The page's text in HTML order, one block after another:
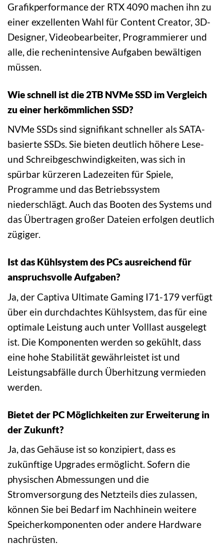
Grafikperformance der RTX 4090 machen ihn zu
einer exzellenten Wahl für Content Creator, 3D-
Designer, Videobearbeiter, Programmierer und
alle, die rechenintensive Aufgaben bewältigen
müssen.
Wie schnell ist die 2TB NVMe SSD im Vergleich
zu einer herkömmlichen SSD?
NVMe SSDs sind signifikant schneller als SATA-
basierte SSDs. Sie bieten deutlich höhere Lese-
und Schreibgeschwindigkeiten, was sich in
spürbar kürzeren Ladezeiten für Spiele,
Programme und das Betriebssystem
niederschlägt. Auch das Booten des Systems und
das Übertragen großer Dateien erfolgen deutlich
zügiger.
Ist das Kühlsystem des PCs ausreichend für
anspruchsvolle Aufgaben?
Ja, der Captiva Ultimate Gaming I71-179 verfügt
über ein durchdachtes Kühlsystem, das für eine
optimale Leistung auch unter Volllast ausgelegt
ist. Die Komponenten werden so gekühlt, dass
eine hohe Stabilität gewährleistet ist und
Leistungsabfälle durch Überhitzung vermieden
werden.
Bietet der PC Möglichkeiten zur Erweiterung in
der Zukunft?
Ja, das Gehäuse ist so konzipiert, dass es
zukünftige Upgrades ermöglicht. Sofern die
physischen Abmessungen und die
Stromversorgung des Netzteils dies zulassen,
können Sie bei Bedarf im Nachhinein weitere
Speicherkomponenten oder andere Hardware
nachrüsten.